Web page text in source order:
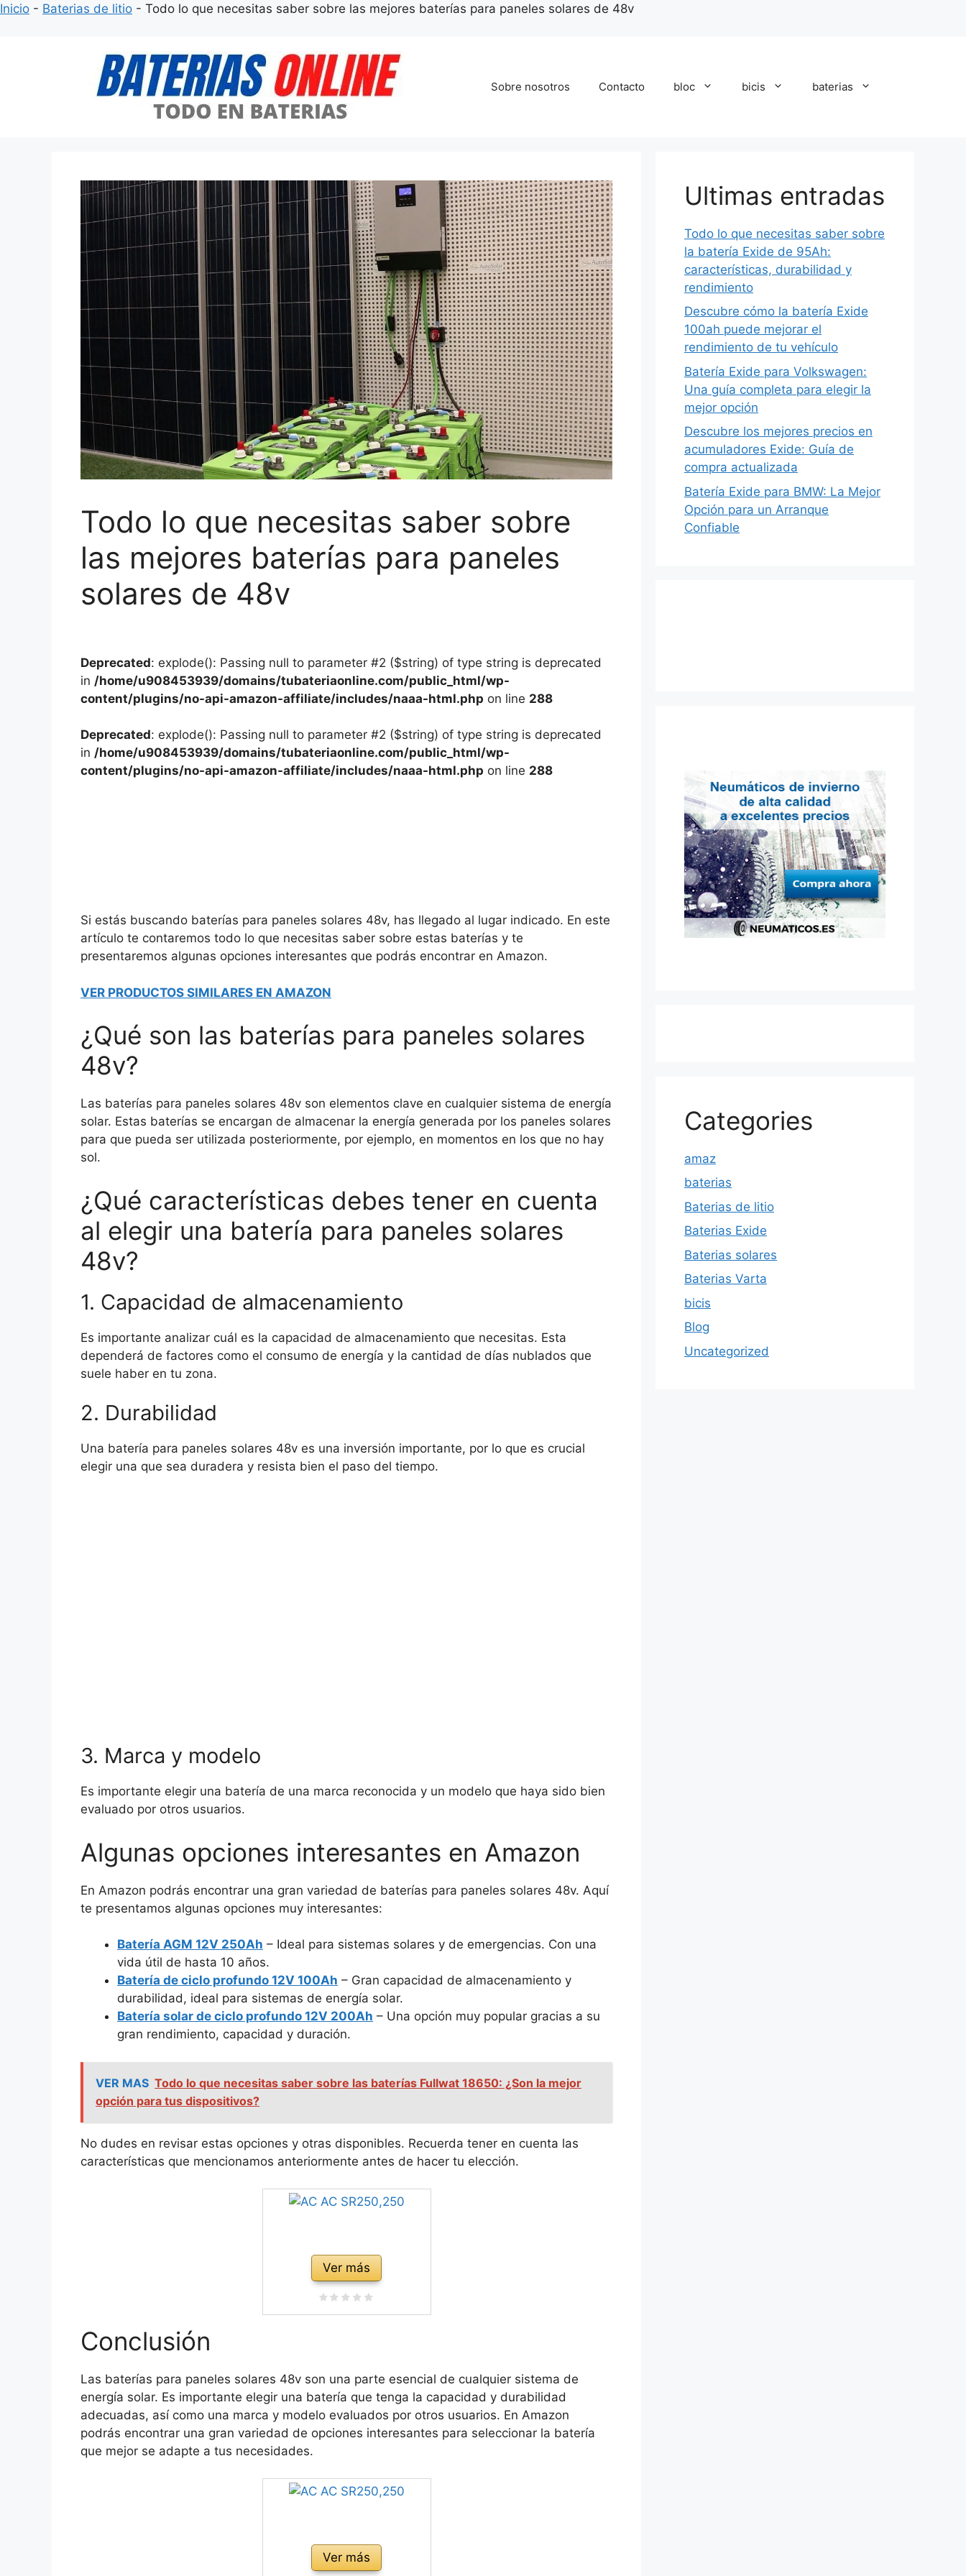
Inicio - Baterias de litio - Todo lo que necesitas saber sobre las mejores baterías para paneles solares de 48v
Sobre nosotros Contacto bloc bicis baterias
Todo lo que necesitas saber sobre
las mejores baterías para paneles
solares de 48v
Deprecated: explode(): Passing null to parameter #2 ($string) of type string is deprecated
in /home/u908453939/domains/tubateriaonline.com/public_html/wp-
content/plugins/no-api-amazon-affiliate/includes/naaa-html.php on line 288
Deprecated: explode(): Passing null to parameter #2 ($string) of type string is deprecated
in /home/u908453939/domains/tubateriaonline.com/public_html/wp-
content/plugins/no-api-amazon-affiliate/includes/naaa-html.php on line 288
Si estás buscando baterías para paneles solares 48v, has llegado al lugar indicado. En este
artículo te contaremos todo lo que necesitas saber sobre estas baterías y te
presentaremos algunas opciones interesantes que podrás encontrar en Amazon.
VER PRODUCTOS SIMILARES EN AMAZON
¿Qué son las baterías para paneles solares
48v?
Las baterías para paneles solares 48v son elementos clave en cualquier sistema de energía
solar. Estas baterías se encargan de almacenar la energía generada por los paneles solares
para que pueda ser utilizada posteriormente, por ejemplo, en momentos en los que no hay
sol.
¿Qué características debes tener en cuenta
al elegir una batería para paneles solares
48v?
1. Capacidad de almacenamiento
Es importante analizar cuál es la capacidad de almacenamiento que necesitas. Esta
dependerá de factores como el consumo de energía y la cantidad de días nublados que
suele haber en tu zona.
2. Durabilidad
Una batería para paneles solares 48v es una inversión importante, por lo que es crucial
elegir una que sea duradera y resista bien el paso del tiempo.
3. Marca y modelo
Es importante elegir una batería de una marca reconocida y un modelo que haya sido bien
evaluado por otros usuarios.
Algunas opciones interesantes en Amazon
En Amazon podrás encontrar una gran variedad de baterías para paneles solares 48v. Aquí
te presentamos algunas opciones muy interesantes:
Batería AGM 12V 250Ah – Ideal para sistemas solares y de emergencias. Con una
vida útil de hasta 10 años.
Batería de ciclo profundo 12V 100Ah – Gran capacidad de almacenamiento y
durabilidad, ideal para sistemas de energía solar.
Batería solar de ciclo profundo 12V 200Ah – Una opción muy popular gracias a su
gran rendimiento, capacidad y duración.
VER MAS Todo lo que necesitas saber sobre las baterías Fullwat 18650: ¿Son la mejor
opción para tus dispositivos?
No dudes en revisar estas opciones y otras disponibles. Recuerda tener en cuenta las
características que mencionamos anteriormente antes de hacer tu elección.
Ver más
Conclusión
Las baterías para paneles solares 48v son una parte esencial de cualquier sistema de
energía solar. Es importante elegir una batería que tenga la capacidad y durabilidad
adecuadas, así como una marca y modelo evaluados por otros usuarios. En Amazon
podrás encontrar una gran variedad de opciones interesantes para seleccionar la batería
que mejor se adapte a tus necesidades.
Ver más
Ultimas entradas
Todo lo que necesitas saber sobre
la batería Exide de 95Ah:
características, durabilidad y
rendimiento
Descubre cómo la batería Exide
100ah puede mejorar el
rendimiento de tu vehículo
Batería Exide para Volkswagen:
Una guía completa para elegir la
mejor opción
Descubre los mejores precios en
acumuladores Exide: Guía de
compra actualizada
Batería Exide para BMW: La Mejor
Opción para un Arranque
Confiable
Categories
amaz
baterias
Baterias de litio
Baterias Exide
Baterias solares
Baterias Varta
bicis
Blog
Uncategorized